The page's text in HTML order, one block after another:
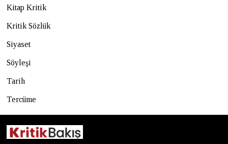
Kitap Kritik
Kritik Sözlük
Siyaset
Söyleşi
Tarih
Tercüme